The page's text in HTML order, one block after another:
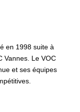
en 1998 suite à
Vannes. Le VOC
et ses équipes